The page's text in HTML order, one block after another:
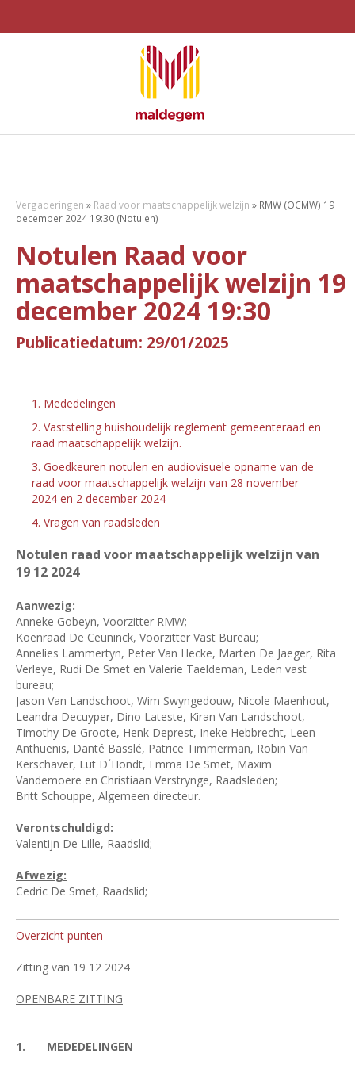
Vergaderingen » Raad voor maatschappelijk welzijn » RMW (OCMW) 19
december 2024 19:30 (Notulen)
Notulen Raad voor
maatschappelijk welzijn 19
december 2024 19:30
Publicatiedatum: 29/01/2025
1. Mededelingen
2. Vaststelling huishoudelijk reglement gemeenteraad en
raad maatschappelijk welzijn.
3. Goedkeuren notulen en audiovisuele opname van de
raad voor maatschappelijk welzijn van 28 november
2024 en 2 december 2024
4. Vragen van raadsleden
Notulen raad voor maatschappelijk welzijn van
19 12 2024
Aanwezig:
Anneke Gobeyn, Voorzitter RMW;
Koenraad De Ceuninck, Voorzitter Vast Bureau;
Annelies Lammertyn, Peter Van Hecke, Marten De Jaeger, Rita
Verleye, Rudi De Smet en Valerie Taeldeman, Leden vast
bureau;
Jason Van Landschoot, Wim Swyngedouw, Nicole Maenhout,
Leandra Decuyper, Dino Lateste, Kiran Van Landschoot,
Timothy De Groote, Henk Deprest, Ineke Hebbrecht, Leen
Anthuenis, Danté Basslé, Patrice Timmerman, Robin Van
Kerschaver, Lut D´Hondt, Emma De Smet, Maxim
Vandemoere en Christiaan Verstrynge, Raadsleden;
Britt Schouppe, Algemeen directeur.
Verontschuldigd:
Valentijn De Lille, Raadslid;
Afwezig:
Cedric De Smet, Raadslid;
Overzicht punten
Zitting van 19 12 2024
OPENBARE ZITTING
1. MEDEDELINGEN